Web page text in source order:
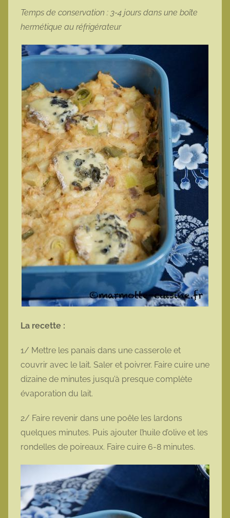
Temps de conservation : 3-4 jours dans une boîte
hermétique au réfrigérateur
La recette :
1/ Mettre les panais dans une casserole et
couvrir avec le lait. Saler et poivrer. Faire cuire une
dizaine de minutes jusqu’à presque complète
évaporation du lait.
2/ Faire revenir dans une poêle les lardons
quelques minutes. Puis ajouter l’huile d’olive et les
rondelles de poireaux. Faire cuire 6-8 minutes.